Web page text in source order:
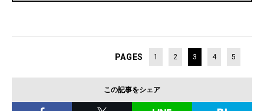
PAGES 1 2 3 4 5
この記事をシェア